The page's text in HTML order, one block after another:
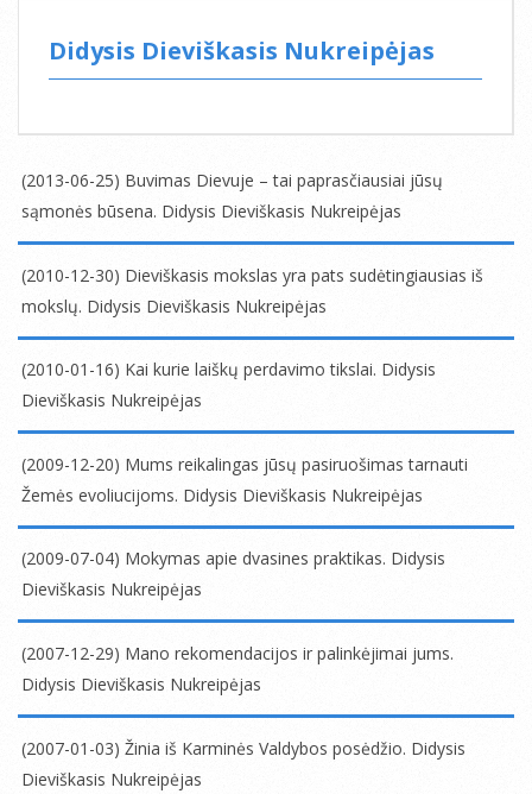
Didysis Dieviškasis Nukreipėjas
(2013-06-25) Buvimas Dievuje – tai paprasčiausiai jūsų
sąmonės būsena. Didysis Dieviškasis Nukreipėjas
2013-
06-
25
(2010-12-30) Dieviškasis mokslas yra pats sudėtingiausias iš
mokslų. Didysis Dieviškasis Nukreipėjas
2010-
12-
30
(2010-01-16) Kai kurie laiškų perdavimo tikslai. Didysis
Dieviškasis Nukreipėjas
2010-
01-
16
(2009-12-20) Mums reikalingas jūsų pasiruošimas tarnauti
Žemės evoliucijoms. Didysis Dieviškasis Nukreipėjas
2009-
12-
20
(2009-07-04) Mokymas apie dvasines praktikas. Didysis
Dieviškasis Nukreipėjas
2009-
07-
04
(2007-12-29) Mano rekomendacijos ir palinkėjimai jums.
Didysis Dieviškasis Nukreipėjas
2007-
12-
29
(2007-01-03) Žinia iš Karminės Valdybos posėdžio. Didysis
Dieviškasis Nukreipėjas